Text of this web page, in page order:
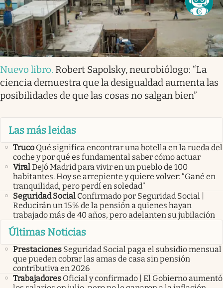
Nuevo libro. Robert Sapolsky, neurobiólogo: “La
ciencia demuestra que la desigualdad aumenta las
posibilidades de que las cosas no salgan bien”
Las más leidas
Truco Qué significa encontrar una botella en la rueda del
coche y por qué es fundamental saber cómo actuar
ViralDejó Madrid para vivir en un pueblo de 100
habitantes. Hoy se arrepiente y quiere volver: “Gané en
tranquilidad, pero perdí en soledad”
Seguridad Social Confirmado por Seguridad Social |
Reducirán un 15% de la pensión a quienes hayan
trabajado más de 40 años, pero adelanten su jubilación
Últimas Noticias
Prestaciones Seguridad Social paga el subsidio mensual
que pueden cobrar las amas de casa sin pensión
contributiva en 2026
Trabajadores Oficial y confirmado | El Gobierno aumentó